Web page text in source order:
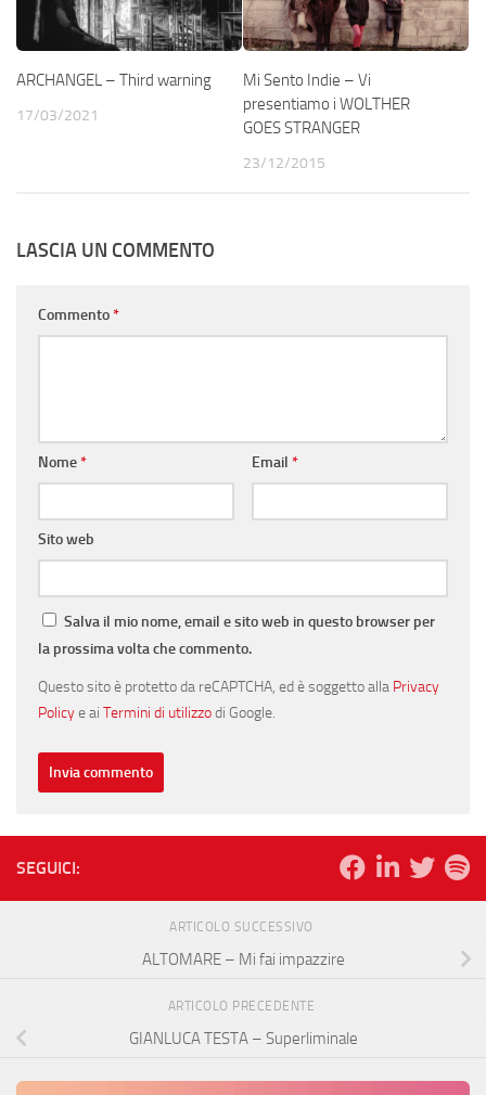
ARCHANGEL – Third warning
17/03/2021
Mi Sento Indie – Vi
presentiamo i WOLTHER
GOES STRANGER
23/12/2015
LASCIA UN COMMENTO
Commento*
Nome* Email *
Sito web
Salva il mio nome, email e sito web in questo browser per
la prossima volta che commento.
Questo sito è protetto da reCAPTCHA, ed è soggetto alla Privacy
Policye ai Termini di utilizzodi Google.
SEGUICI:
ARTICOLO SUCCESSIVO
ALTOMARE – Mi fai impazzire
ARTICOLO PRECEDENTE
GIANLUCA TESTA – Superliminale